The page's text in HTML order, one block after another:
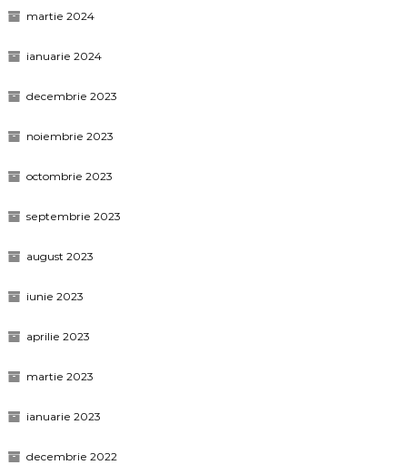
martie 2024
ianuarie 2024
decembrie 2023
noiembrie 2023
octombrie 2023
septembrie 2023
august 2023
iunie 2023
aprilie 2023
martie 2023
ianuarie 2023
decembrie 2022